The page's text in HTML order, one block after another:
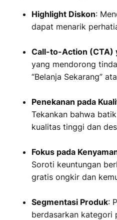
Highlight Diskon:
dapat menarik
Call-to-Action (CTA)
yang mendorong
“Belanja Sekarang”
Penekanan pada
Tekankan bahwa
kualitas tinggi dan
Fokus pada
Soroti keuntungan
gratis ongkir dan
Segmentasi Produk:
berdasarkan kategori